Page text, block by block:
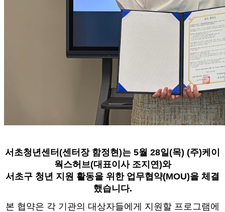
서초청년센터(센터장 함정현)는 5월 28일(목) (주)케이
웍스허브(대표이사 조지연)와
서초구 청년 지원 활동을 위한 업무협약(MOU)을 체결
했습니다.
본 협약은 각 기관의 대상자들에게 지원할 프로그램에